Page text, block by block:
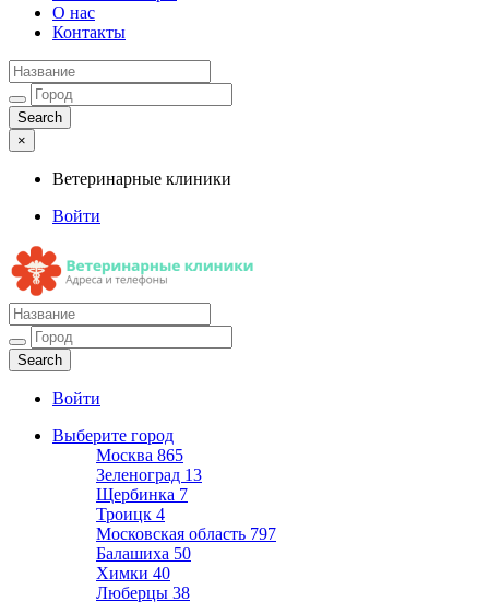
О нас
Контакты
×
Ветеринарные клиники
Войти
Ветеринарные клиники
Адреса и телефоны
Войти
Выберите город
Москва 865
Зеленоград 13
Щербинка 7
Троицк 4
Московская область 797
Балашиха 50
Химки 40
Люберцы 38